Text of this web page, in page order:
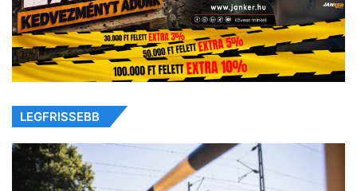
LEGFRISSEBB